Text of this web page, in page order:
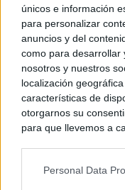
únicos e información
para personalizar
anuncios y del
como para desarrollar
nosotros y nuestros
localización
características de
otorgarnos su
para que llevemos a
negar su
Personal Data